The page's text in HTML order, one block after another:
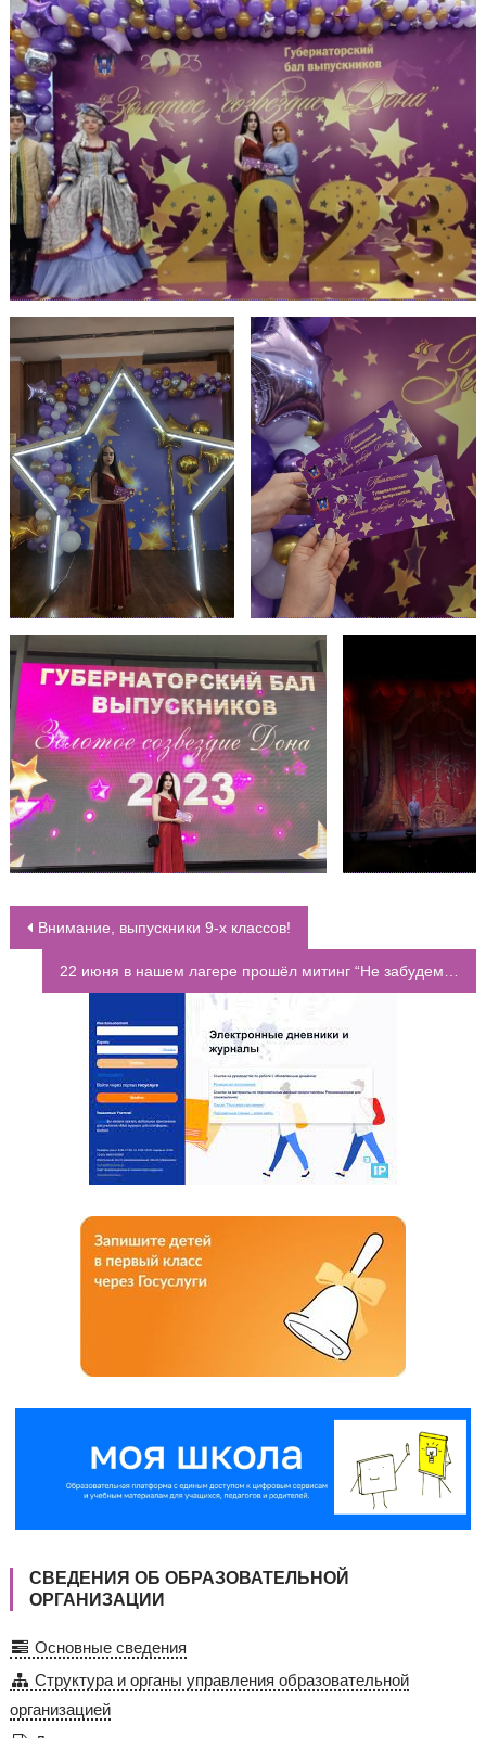
НАВИГАЦИЯ ПО ЗАПИСЯМ
Внимание, выпускники 9-х классов!
СВЕДЕНИЯ ОБ ОБРАЗОВАТЕЛЬНОЙ
ОРГАНИЗАЦИИ
Основные сведения
Структура и органы управления образовательной
организацией